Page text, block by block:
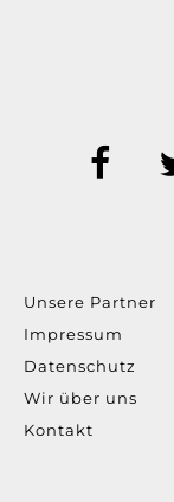
Unsere Partner
Impressum
Datenschutz
Wir über uns
Kontakt